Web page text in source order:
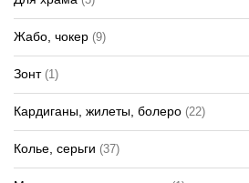
Жабо, чокер (9)
Зонт(1)
Кардиганы, жилеты, болеро (22)
Колье, серьги (37)